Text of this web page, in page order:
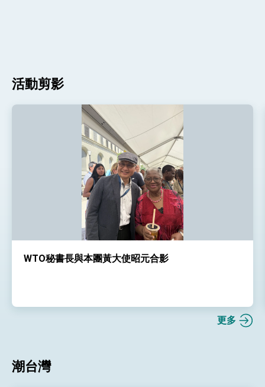
活動剪影
WTO秘書長與本團黃大使昭元合影
更多
潮台灣